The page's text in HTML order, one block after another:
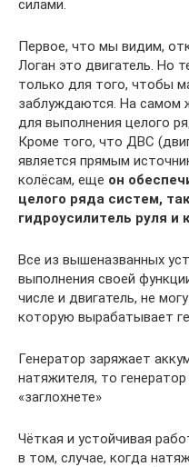
силами.
Первое, что мы видим,
Логан это двигатель. Но
только для того, чтобы
заблуждаются. На самом
для выполнения целого
Кроме того, что ДВС
является прямым
колёсам, еще он
целого ряда систем,
гидроусилитель руля и
Все из вышеназванных
выполнения своей
числе и двигатель, не
которую вырабатывает
Генератор заряжает
натяжителя, то
«заглохнете»
Чёткая и устойчивая
в том, случае, когда